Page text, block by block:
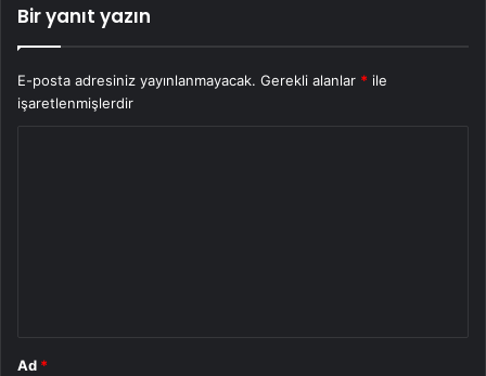
Bir yanıt yazın
E-posta adresiniz yayınlanmayacak. Gerekli alanlar * ile
işaretlenmişlerdir
Ad *